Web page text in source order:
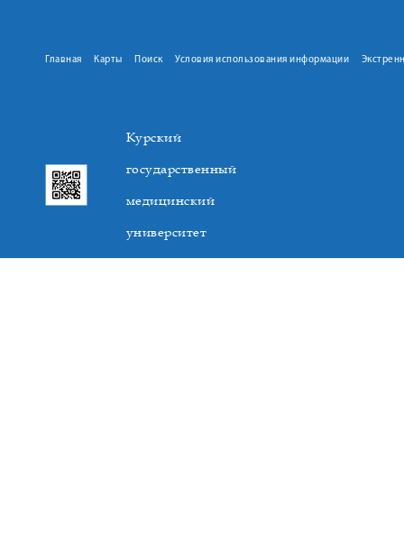
Главная Карты Поиск Условия использования информации
Курский
государственный
медицинский
университет